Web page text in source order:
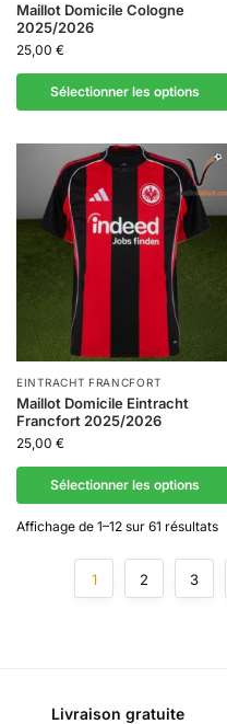
Maillot Domicile Cologne
2025/2026
25,00 €
Sélectionner les options
EINTRACHT FRANCFORT
Maillot Domicile Eintracht
Francfort 2025/2026
25,00 €
Sélectionner les options
Affichage de 1–12 sur 61 résultats
1 2 3
Livraison gratuite